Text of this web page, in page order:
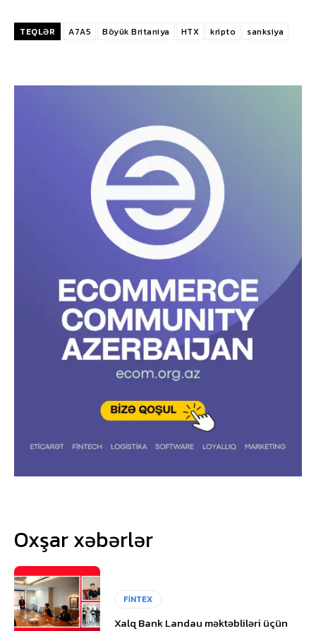
TEQLƏR A7A5 Böyük Britaniya HTX kripto sanksiya
Oxşar xəbərlər
FİNTEX
Xalq Bank Landau məktəbliləri üçün